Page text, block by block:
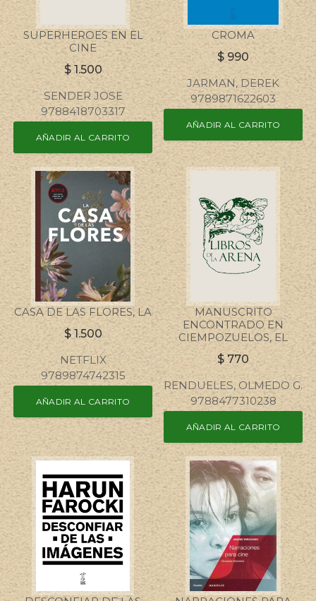
SUPERHEROES EN EL
CINE
$1.500
SENDER JOSE
9788418703317
AÑADIR AL CARRITO
CROMA
$ 990
JARMAN, DEREK
9789871622603
AÑADIR AL CARRITO
CASA DE LAS FLORES, LA
$ 1.500
NETFLIX
9789874742315
AÑADIR AL CARRITO
MANUSCRITO
ENCONTRADO EN
CIEMPOZUELOS, EL
$770
RENDUELES, OLMEDO G.
9788477310238
AÑADIR AL CARRITO